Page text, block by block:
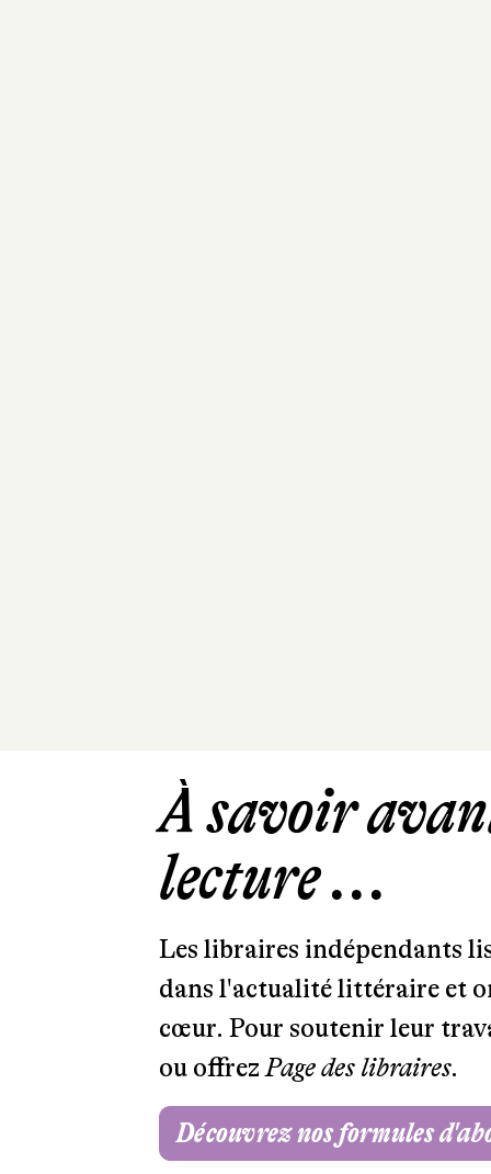
À savoir
lecture ...
Les libraires indépendants
dans l'actualité littéraire et
cœur. Pour soutenir leur
ou offrezPage des libraires.
Découvrez nos formules